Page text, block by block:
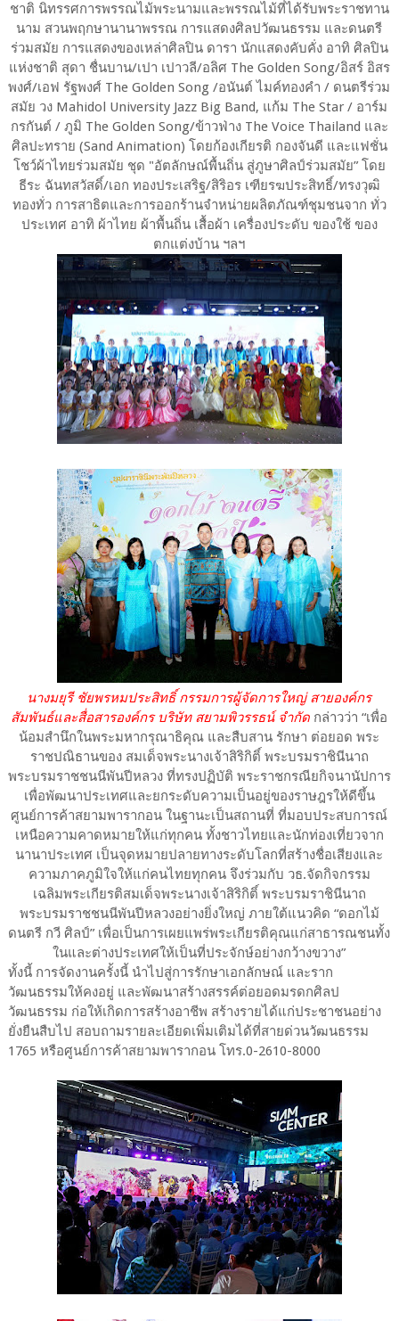
ชาติ นิทรรศการพรรณไม้พระนามและพรรณไม้ที่ได้รับพระราชทาน
นาม สวนพฤกษานานาพรรณ การแสดงศิลปวัฒนธรรม และดนตรี
ร่วมสมัย การแสดงของเหล่าศิลปิน ดารา นักแสดงคับคั่ง อาทิ ศิลปิน
แห่งชาติ สุดา ชื่นบาน/เปา เปาวลี/อลิศ The Golden Song/อิสร์ อิสร
พงศ์/เอฟ รัฐพงศ์ The Golden Song /อนันต์ ไมค์ทองคำ / ดนตรีร่วม
สมัย วง Mahidol University Jazz Big Band, แก้ม The Star / อาร์ม
กรกันต์ / ภูมิ The Golden Song/ข้าวฟ่าง The Voice Thailand และ
ศิลปะทราย (Sand Animation) โดยก้องเกียรติ กองจันดี และแฟชั่น
โชว์ผ้าไทยร่วมสมัย ชุด "อัตลักษณ์พื้นถิ่น สู่ภูษาศิลป์ร่วมสมัย” โดย
ธีระ ฉันทสวัสดิ์/เอก ทองประเสริฐ/สิริอร เฑียรฆประสิทธิ์/ทรงวุฒิ
ทองทั่ว การสาธิตและการออกร้านจำหน่ายผลิตภัณฑ์ชุมชนจาก ทั่ว
ประเทศ อาทิ ผ้าไทย ผ้าพื้นถิ่น เสื้อผ้า เครื่องประดับ ของใช้ ของ
ตกแต่งบ้าน ฯลฯ
นางมยุรี ชัยพรหมประสิทธิ์ กรรมการผู้จัดการใหญ่ สายองค์กร
สัมพันธ์และสื่อสารองค์กร บริษัท สยามพิวรรธน์ จำกัด กล่าวว่า “เพื่อ
น้อมสำนึกในพระมหากรุณาธิคุณ และสืบสาน รักษา ต่อยอด พระ
ราชปณิธานของ สมเด็จพระนางเจ้าสิริกิติ์ พระบรมราชินีนาถ
พระบรมราชชนนีพันปีหลวง ที่ทรงปฏิบัติ พระราชกรณียกิจนานัปการ
เพื่อพัฒนาประเทศและยกระดับความเป็นอยู่ของราษฎรให้ดีขึ้น
ศูนย์การค้าสยามพารากอน ในฐานะเป็นสถานที่ ที่มอบประสบการณ์
เหนือความคาดหมายให้แก่ทุกคน ทั้งชาวไทยและนักท่องเที่ยวจาก
นานาประเทศ เป็นจุดหมายปลายทางระดับโลกที่สร้างชื่อเสียงและ
ความภาคภูมิใจให้แก่คนไทยทุกคน จึงร่วมกับ วธ.จัดกิจกรรม
เฉลิมพระเกียรติสมเด็จพระนางเจ้าสิริกิติ์ พระบรมราชินีนาถ
พระบรมราชชนนีพันปีหลวงอย่างยิ่งใหญ่ ภายใต้แนวคิด “ดอกไม้
ดนตรี กวี ศิลป์” เพื่อเป็นการเผยแพร่พระเกียรติคุณแก่สาธารณชนทั้ง
ในและต่างประเทศให้เป็นที่ประจักษ์อย่างกว้างขวาง”
ทั้งนี้ การจัดงานครั้งนี้ นำไปสู่การรักษาเอกลักษณ์ และราก
วัฒนธรรมให้คงอยู่ และพัฒนาสร้างสรรค์ต่อยอดมรดกศิลป
วัฒนธรรม ก่อให้เกิดการสร้างอาชีพ สร้างรายได้แก่ประชาชนอย่าง
ยั่งยืนสืบไป สอบถามรายละเอียดเพิ่มเติมได้ที่สายด่วนวัฒนธรรม
1765 หรือศูนย์การค้าสยามพารากอน โทร.0-2610-8000